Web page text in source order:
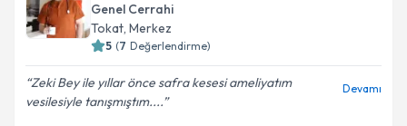
Genel Cerrahi
Tokat, Merkez
5 (7 Değerlendirme)
Zeki Bey ile yıllar önce safra kesesi ameliyatım
vesilesiyle tanışmıştım....
Devamı